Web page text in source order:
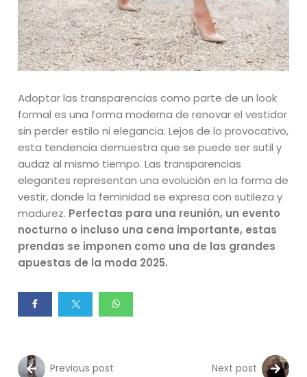
Adoptar las transparencias como parte de un look
formal es una forma moderna de renovar el vestidor
sin perder estilo ni elegancia. Lejos de lo provocativo,
esta tendencia demuestra que se puede ser sutil y
audaz al mismo tiempo. Las transparencias
elegantes representan una evolución en la forma de
vestir, donde la feminidad se expresa con sutileza y
madurez. Perfectas para una reunión, un evento
nocturno o incluso una cena importante, estas
prendas se imponen como una de las grandes
apuestas de la moda 2025.
Previous post Next post